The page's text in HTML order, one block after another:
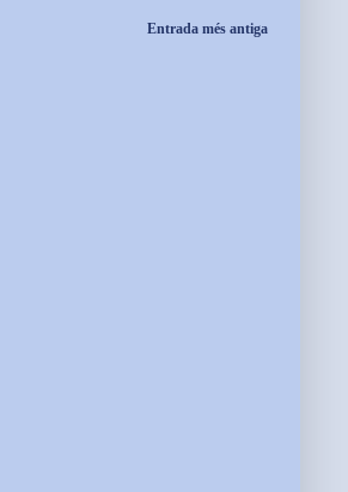
Entrada més antiga